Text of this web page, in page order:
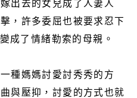
出去的女兒成了人妻人
，許多委屈也被要求忍下
成了情緒勒索的母親。
種媽媽討愛討秀秀的方
與壓抑，討愛的方式也就